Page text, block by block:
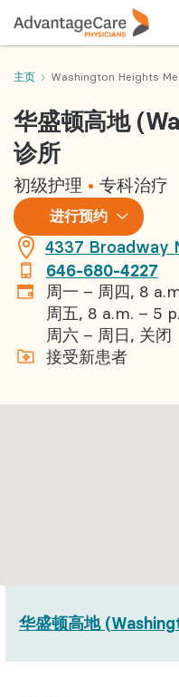
主页 Washington Heights
华盛顿高地
诊所
初级护理 专科治疗
进
行
预
约
进行预约
4337 Broadway
646-680-4227
周一 – 周四, 8
周五, 8 a.m. – 5
周六 – 周日, 关闭
接受新患者
华盛顿高地